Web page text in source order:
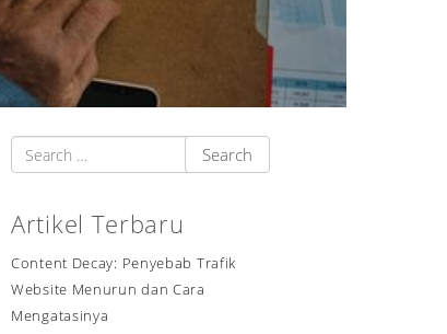
Artikel Terbaru
Content Decay: Penyebab Trafik
Website Menurun dan Cara
Mengatasinya